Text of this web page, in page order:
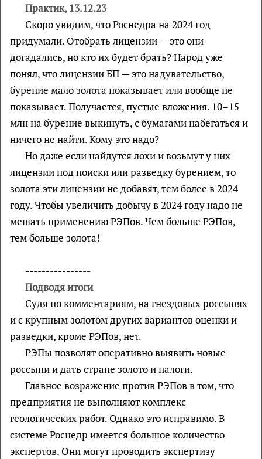
Практик, 13.12.23
Скоро увидим, что Роснедра на 2024 год
придумали. Отобрать лицензии — это они
догадались, но кто их будет брать? Народ уже
понял, что лицензии БП — это надувательство,
бурение мало золота показывает или вообще не
показывает. Получается, пустые вложения. 10–15
млн на бурение выкинуть, с бумагами набегаться и
ничего не найти. Кому это надо?
Но даже если найдутся лохи и возьмут у них
лицензии под поиски или разведку бурением, то
золота эти лицензии не добавят, тем более в 2024
году. Чтобы увеличить добычу в 2024 году надо не
мешать применению РЭПов. Чем больше РЭПов,
тем больше золота!
----------------
Подводя итоги
Судя по комментариям, на гнездовых россыпях
и с крупным золотом других вариантов оценки и
разведки, кроме РЭПов, нет.
РЭПы позволят оперативно выявить новые
россыпи и дать стране золото и налоги.
Главное возражение против РЭПов в том, что
предприятия не выполняют комплекс
геологических работ. Однако это исправимо. В
системе Роснедр имеется большое количество
экспертов. Они могут проводить экспертизу